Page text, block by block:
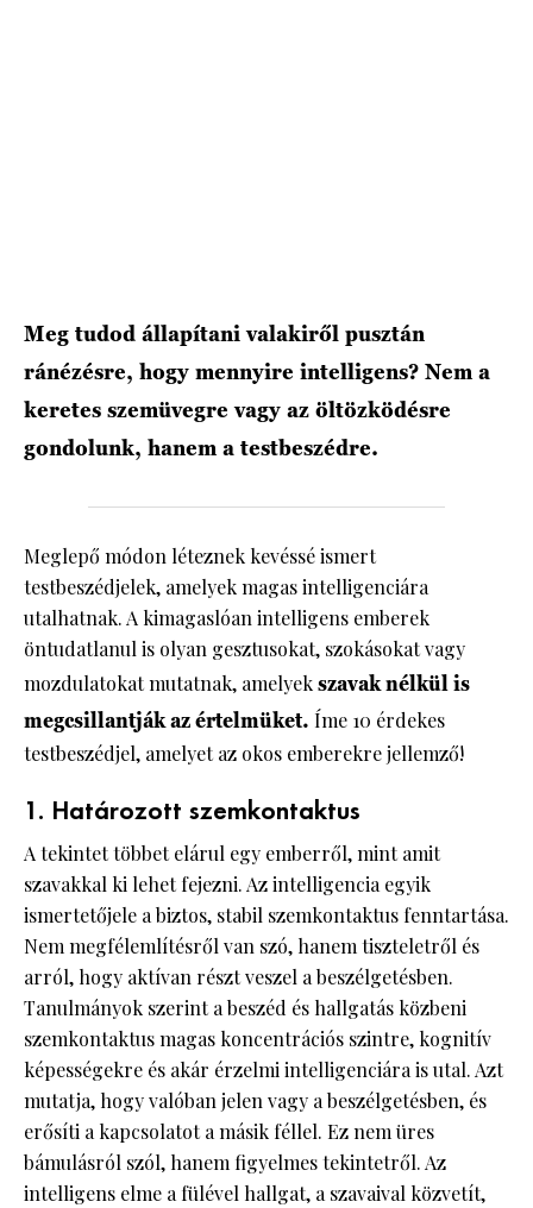
Meg tudod állapítani valakiről pusztán
ránézésre, hogy mennyire intelligens? Nem a
keretes szemüvegre vagy az öltözködésre
gondolunk, hanem a testbeszédre.
Meglepő módon léteznek kevéssé ismert
testbeszédjelek, amelyek magas intelligenciára
utalhatnak. A kimagaslóan intelligens emberek
öntudatlanul is olyan gesztusokat, szokásokat vagy
mozdulatokat mutatnak, amelyekszavak nélkül is
megcsillantják az értelmüket. Íme 10 érdekes
testbeszédjel, amelyet az okos emberekre jellemző!
1. Határozott szemkontaktus
A tekintet többet elárul egy emberről, mint amit
szavakkal ki lehet fejezni. Az intelligencia egyik
ismertetőjele a biztos, stabil szemkontaktus fenntartása.
Nem megfélemlítésről van szó, hanem tiszteletről és
arról, hogy aktívan részt veszel a beszélgetésben.
Tanulmányok szerint a beszéd és hallgatás közbeni
szemkontaktus magas koncentrációs szintre, kognitív
képességekre és akár érzelmi intelligenciára is utal. Azt
mutatja, hogy valóban jelen vagy a beszélgetésben, és
erősíti a kapcsolatot a másik féllel. Ez nem üres
bámulásról szól, hanem figyelmes tekintetről. Az
intelligens elme a fülével hallgat, a szavaival közvetít,